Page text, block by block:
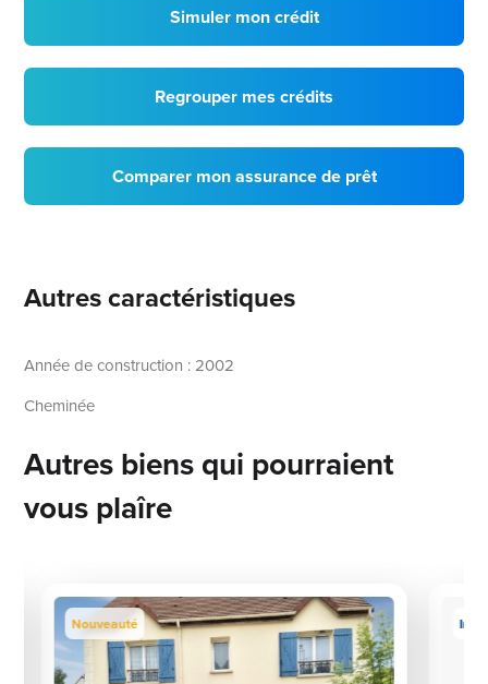
Simuler mon crédit
Regrouper mes crédits
Comparer mon assurance de prêt
Autres caractéristiques
Année de construction : 2002
Cheminée
Autres biens qui pourraient
vous plaîre
Nouveauté